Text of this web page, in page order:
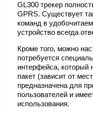
GL300 трекер
GPRS. Существует
команд в
устройство всегда
Кроме того, можно
потребуется
интерфейса, который
пакет (зависит от
предназначена для
пользователей и
использования.